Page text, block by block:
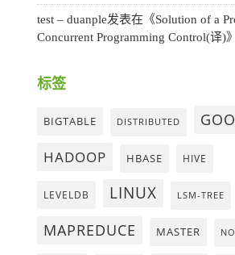
test – duanple发表在《Solution of a
Concurrent Programming Control(译)》
标签
BIGTABLE DISTRIBUTED
HADOOP HBASE HIVE
LEVELDB LINUX LSM-TREE
MAPREDUCE MASTER